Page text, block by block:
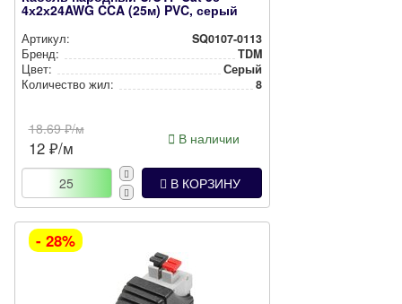
4х2х24AWG CCA (25м) PVC, серый
Артикул:
SQ0107-0113
Бренд:
TDM
Цвет:
Серый
Количество жил:
8
18.69₽/м
12 ₽/м В наличии
В КОРЗИНУ
- 28%